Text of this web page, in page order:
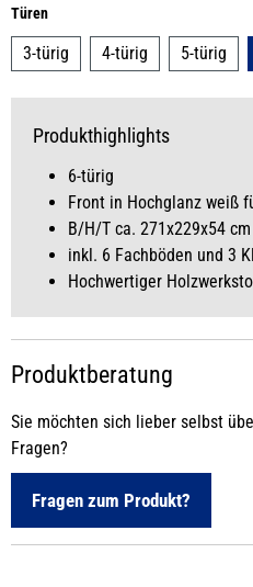
Produkthighlights
6-türig
Front in Hochglanz weiß
B/H/T ca. 271x229x54 cm
inkl. 6 Fachböden und 3
Hochwertiger
Türenauswählen
3-türig 4-türig 5-türig
Produktberatung
Sie möchten sich lieber selbst
Fragen?
Fragen zum Produkt?